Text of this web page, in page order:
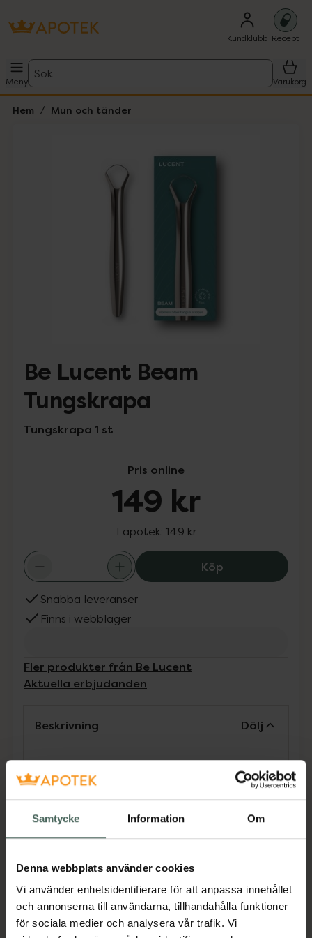
Samtycke Information Om
Denna webbplats använder cookies
Vi använder enhetsidentifierare för att anpassa innehållet
och annonserna till användarna, tillhandahålla funktioner
för sociala medier och analysera vår trafik. Vi
Kundklubb Recept
Meny
Sök
Varukorg
Hem Mun och tänder
Lista: . Innehåller 5 objekt.
Be Lucent Beam
Tungskrapa
Tungskrapa 1 st
Pris online
149 kr
I apotek: 149 kr
KöpBe Lucent
Snabba leveranser
Finns i webblager
Fler produkter från Be Lucent
Aktuella erbjudanden
Beskrivning Dölj
Beam Tungskrapa – rostfritt stål för fräschare
andedräktBeam är en tungskrapa i rostfritt
stål som kompletterar din dagliga munvård.
Den avlägsnar varsamt bakteriebeläggningar
Den ergonomiska formen ger en behaglig och
effektiv rengöring, medan den slitstarka
konstruktionen säkerställer lång hållbarhet.